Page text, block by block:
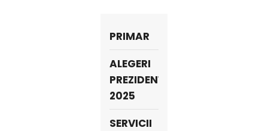
PRIMAR
ALEGERI
PREZIDENȚIALE
2025
SERVICII